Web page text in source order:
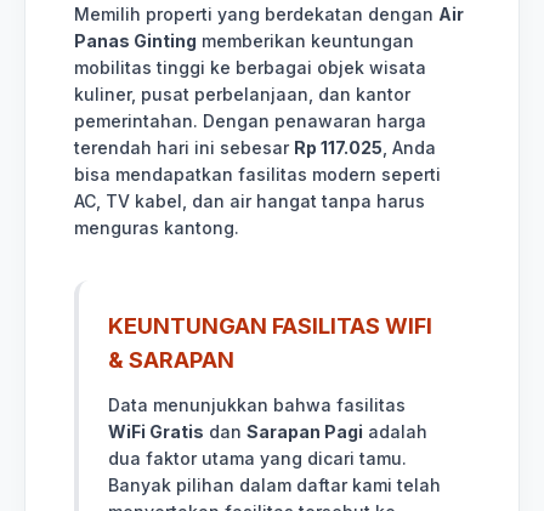
Memilih properti yang berdekatan dengan Air
Panas Ginting memberikan keuntungan
mobilitas tinggi ke berbagai objek wisata
kuliner, pusat perbelanjaan, dan kantor
pemerintahan. Dengan penawaran harga
terendah hari ini sebesar Rp 117.025 , Anda
bisa mendapatkan fasilitas modern seperti
AC, TV kabel, dan air hangat tanpa harus
menguras kantong.
KEUNTUNGAN FASILITAS WIFI
& SARAPAN
Data menunjukkan bahwa fasilitas
WiFi Gratis dan Sarapan Pagi adalah
dua faktor utama yang dicari tamu.
Banyak pilihan dalam daftar kami telah